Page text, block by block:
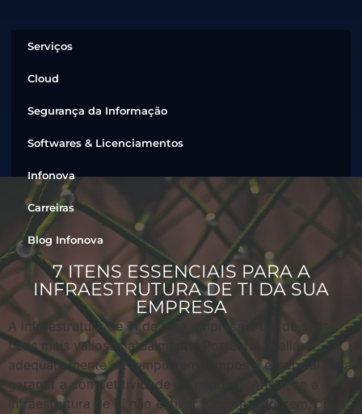
Serviços
Cloud
Segurança da Informação
Softwares & Licenciamentos
Infonova
Carreiras
Blog Infonova
7 ITENS ESSENCIAIS PARA A
INFRAESTRUTURA DE TI DA SUA
EMPRESA
A infraestrutura de TI de uma empresa é um de seus
bens mais valiosos atualmente. Portanto, avaliá-la
adequadamente de tempos em tempos é essencial para
garantir a competitividade do negócio. Afinal, se a
infraestrutura de TI não estiver funcionando bem, os